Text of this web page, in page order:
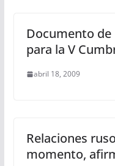
Documento de
para la V
abril 18, 2009
Relaciones
momento,